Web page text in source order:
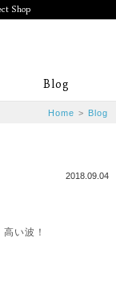
Shop
T-Shirt,
Tシャ
Blog
Home > Blog
2018.09.04
い波！